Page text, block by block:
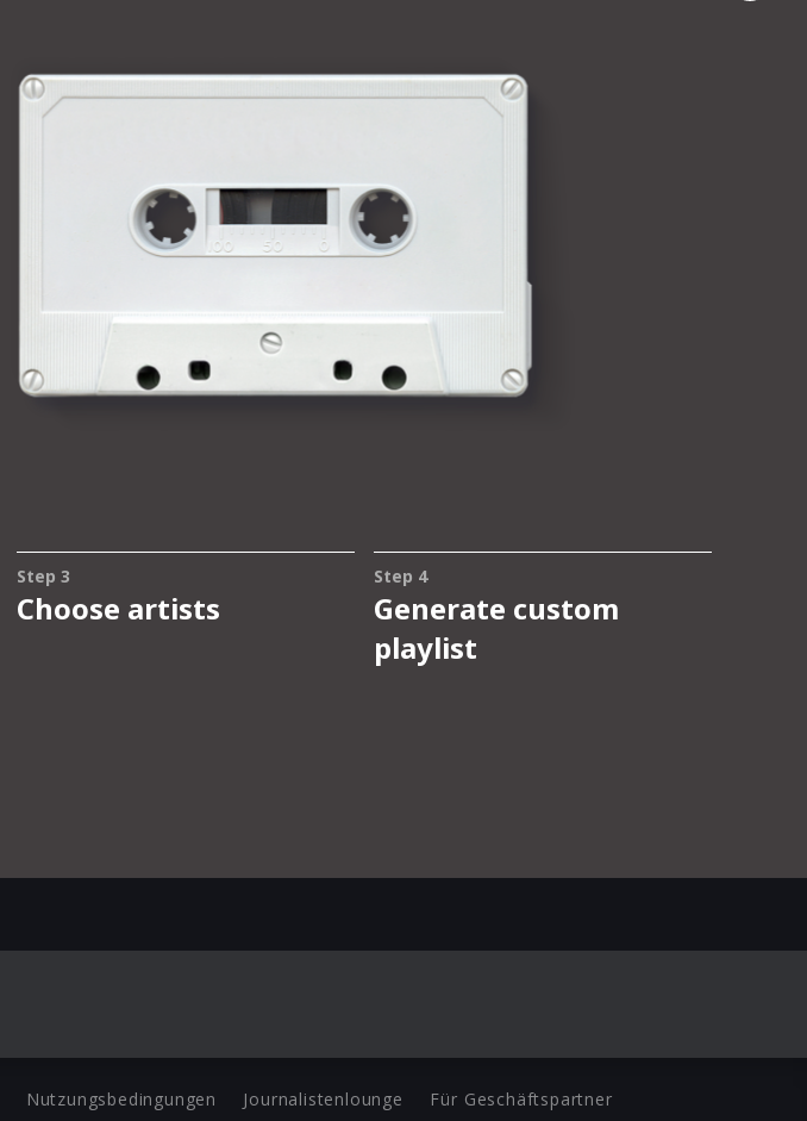
Nutzungsbedingungen Journalistenlounge Für Geschäftspartner